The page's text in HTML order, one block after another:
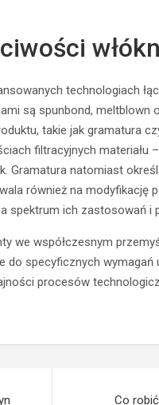
technologiach
są spunbond, meltblown
takie jak gramatura
filtracyjnych materiału
natomiast
również na modyfikację
spektrum ich zastosowań i
we współczesnym
specyficznych wymagań
procesów
Co